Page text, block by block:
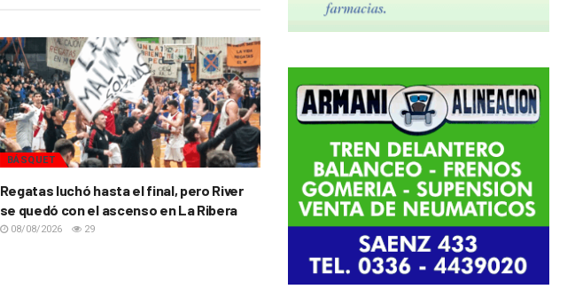
BÁSQUET
Regatas luchó hasta el final, pero River
se quedó con el ascenso en La Ribera
08/08/2026 29